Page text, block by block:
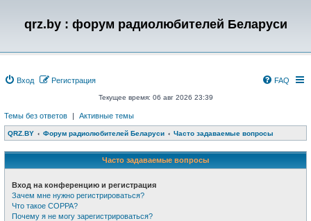
qrz.by : форум радиолюбителей Беларуси
Вход Регистрация FAQ
Текущее время: 06 авг 2026 23:39
Темы без ответов | Активные темы
QRZ.BY Форум радиолюбителей Беларуси Часто задаваемые вопросы
Часто задаваемые вопросы
Вход на конференцию и регистрация
Зачем мне нужно регистрироваться?
Что такое COPPA?
Почему я не могу зарегистрироваться?